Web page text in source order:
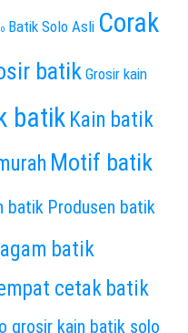
Batik Solo Asli Corak
batik Grosir kain
batik Kain batik
Motif batik
batik Produsen batik
batik
cetak batik
grosir kain batik solo